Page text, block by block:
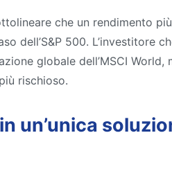
che un rendimento
dell’S&P 500.
globale dell’MSCI
rischioso.
un’unica